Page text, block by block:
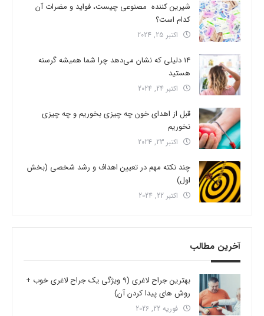
شیرین کننده مصنوعی چیست، فواید و مضرات آن
کدام است؟
اکتبر 25, 2024
14 دلیلی که نشان می‌دهد چرا شما همیشه گرسنه
هستید
اکتبر 24, 2024
قبل از اهدای خون چه چیزی بخوریم و چه چیزی
نخوریم
اکتبر 23, 2024
چند نکته مهم در تعیین اهداف و رشد شخصی (بخش
اول)
اکتبر 22, 2024
آخرین مطالب
بهترین جراح لاغری (9 ویژگی یک جراح لاغری خوب +
روش های پیدا کردن آن)
فوریه 22, 2026